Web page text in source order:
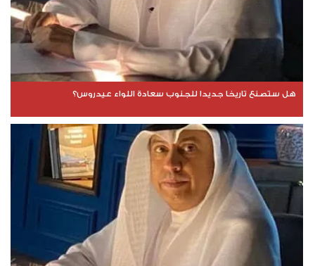
هل ستصنع تاريخا جديدا للجنوب سعادة اللواء عيدروس؟